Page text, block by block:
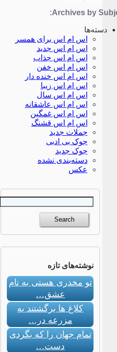
Archives by
دسته‌ها
اس ام اس برای همسر
اس ام اس جدید
اس ام اس جذاب
اس ام اس خفن
اس ام اس خنده دار
اس ام اس زیبا
اس ام اس سال
اس ام اس عاشقانه
اس ام اس غمگین
اس ام اس قشنگ
جملات جدید
جوک بی ادبی
جوک جدید
دسته‌بندی نشده
عکس
نوشته‌های تازه
تو مخدری هستی به نام
عشق…
کلاغ ها برگشتند به
مزرعه در…
تمام جهان را که بگردی
دست…